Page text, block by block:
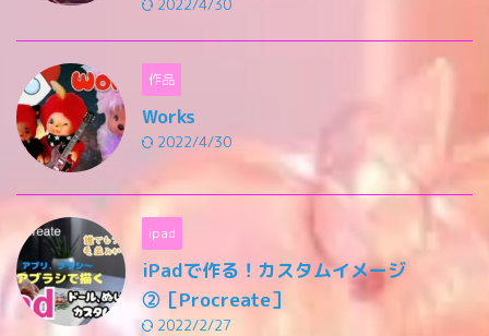
作品
Works
2022/4/30
ipad
iPadで作る！カスタムイメージ
②［Procreate］
2022/2/27